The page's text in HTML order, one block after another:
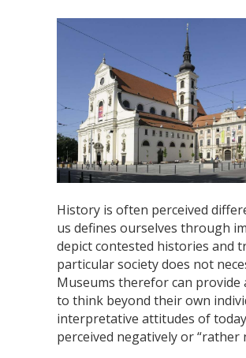
History is often perceived
us defines ourselves through
depict contested histories and
particular society does not
Museums therefor can
to think beyond their own
interpretative attitudes of
perceived negatively or